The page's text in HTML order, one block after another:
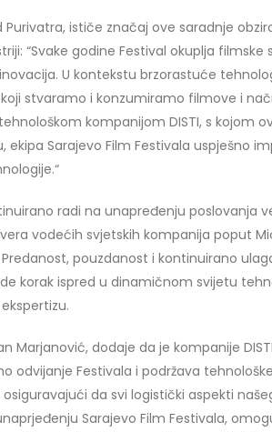
Purivatra, ističe značaj ove saradnje
“Svake godine Festival okuplja
U kontekstu brzorastuće
stvaramo i konzumiramo filmove i
kompanijom DISTI, s kojom
ekipa Sarajevo Film Festivala
radi na unapređenju
vodećih svjetskih kompanija poput
pouzdanost i kontinuirano
korak ispred u dinamičnom svijetu
Marjanović, dodaje da je kompanije
Festivala i podržava
da svi logistički aspekti
Sarajevo Film Festivala,